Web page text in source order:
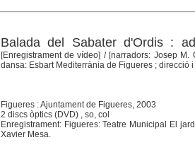
Balada del Sabater d'Ordis :
[Enregistrament de vídeo] / [narradors: Josep M.
dansa: Esbart Mediterrània de Figueres ; direcció
Figueres : Ajuntament de Figueres, 2003
2 discs òptics (DVD) , so, col
Enregistrament: Figueres: Teatre Municipal El
Xavier Mesa.